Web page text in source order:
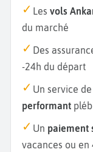
Les vols
du marché
Des
-24h du départ
Un service
performant
Un paiement
vacances ou en